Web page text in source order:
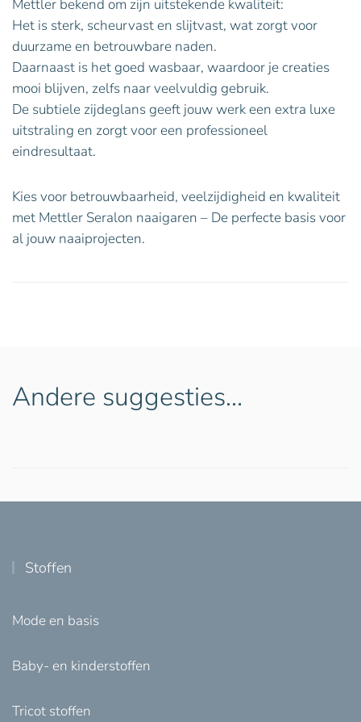
Mettler bekend om zijn uitstekende kwaliteit:
Het is sterk, scheurvast en slijtvast, wat zorgt voor
duurzame en betrouwbare naden.
Daarnaast is het goed wasbaar, waardoor je creaties
mooi blijven, zelfs naar veelvuldig gebruik.
De subtiele zijdeglans geeft jouw werk een extra luxe
uitstraling en zorgt voor een professioneel
eindresultaat.
Kies voor betrouwbaarheid, veelzijdigheid en kwaliteit
met Mettler Seralon naaigaren – De perfecte basis voor
al jouw naaiprojecten.
Andere suggesties…
Stoffen
Mode en basis
Baby- en kinderstoffen
Tricot stoffen